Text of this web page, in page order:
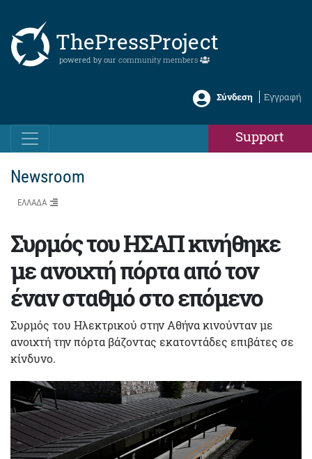
ThePressProject
powered by our community members
Σύνδεση Εγγραφή
Support
Newsroom
ΕΛΛΑΔΑ
Συρμός του ΗΣΑΠ κινήθηκε
με ανοιχτή πόρτα από τον
έναν σταθμό στο επόμενο
Συρμός του Ηλεκτρικού στην Αθήνα κινούνταν με
ανοιχτή την πόρτα βάζοντας εκατοντάδες επιβάτες σε
κίνδυνο.